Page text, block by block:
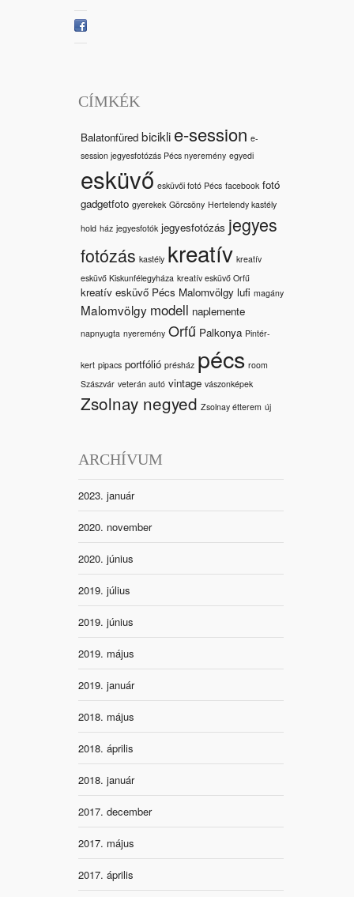
CÍMKÉK
Balatonfüred bicikli e-session e-
session jegyesfotózás Pécs nyeremény egyedi
esküvő esküvői fotó Pécs facebook fotó
gadgetfoto gyerekek Görcsöny Hertelendy kastély
hold ház jegyesfotók jegyesfotózás jegyes
fotózás kastély kreatív kreatív
esküvő Kiskunfélegyháza kreatív esküvő Orfű
kreatív esküvő Pécs Malomvölgy lufi magány
Malomvölgy modell naplemente
napnyugta nyeremény Orfű Palkonya Pintér-
kert pipacs portfólió présház pécs room
Szászvár veterán autó vintage vászonképek
Zsolnay negyed Zsolnay étterem új
ARCHÍVUM
2023. január
2020. november
2020. június
2019. július
2019. június
2019. május
2019. január
2018. május
2018. április
2018. január
2017. december
2017. május
2017. április